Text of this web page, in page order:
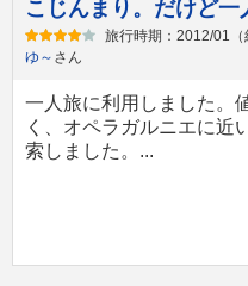
こじんまり。だけど
旅行時期：2012/01（
ゆ～ さん
一人旅に利用しました。
く、オペラガルニエに近
索しました。...